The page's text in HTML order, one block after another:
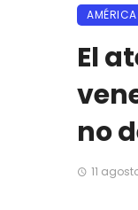
El
no
11